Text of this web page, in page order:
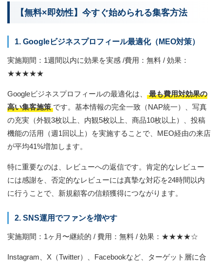
【無料×即効性】今すぐ始められる集客方法
1. Googleビジネスプロフィール最適化（MEO対策）
実施期間：1週間以内に効果を実感 /費用：無料 / 効果：
★★★★★
Googleビジネスプロフィールの最適化は、
最も費用対効果の
高い集客施策 です。基本情報の完全一致（NAP統一）、写真
の充実（外観3枚以上、内観5枚以上、商品10枚以上）、投稿
機能の活用（週1回以上）を実施することで、MEO経由の来店
が平均41%増加します。
特に重要なのは、レビューへの返信です。肯定的なレビュー
には感謝を、否定的なレビューには真摯な対応を24時間以内
に行うことで、新規顧客の信頼獲得につながります。
2. SNS運用でファンを増やす
実施期間：1ヶ月〜継続的 / 費用：無料 / 効果：★★★★☆
Instagram、X（Twitter）、Facebookなど、ターゲット層に合